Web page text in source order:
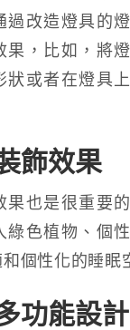
過改造燈具的
果，比如，將
狀或者在燈具
飾效果
果也是很重要
綠色植物、個
個性化的睡眠
功能設計